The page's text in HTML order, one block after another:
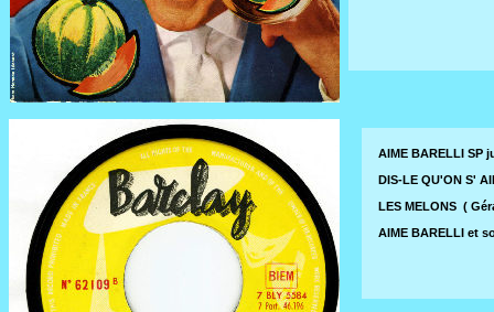
AIME BARELLI SP
DIS-LE QU'ON S'
LES MELONS (
AIME BARELLI et